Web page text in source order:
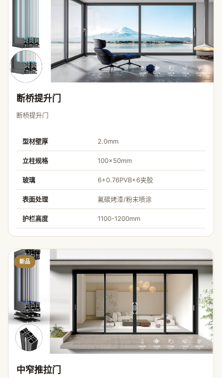
断桥提升门
断桥提升门
型材壁厚 2.0mm
立柱规格 100×50mm
玻璃 6+0.76PVB+6夹胶
表面处理 氟碳烤漆/粉末喷涂
护栏高度 1100-1200mm
新品
中窄推拉门